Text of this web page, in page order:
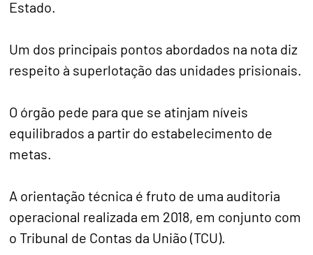
Estado.
Um dos principais pontos abordados na nota diz
respeito à superlotação das unidades prisionais.
O órgão pede para que se atinjam níveis
equilibrados a partir do estabelecimento de
metas.
A orientação técnica é fruto de uma auditoria
operacional realizada em 2018, em conjunto com
o Tribunal de Contas da União (TCU).